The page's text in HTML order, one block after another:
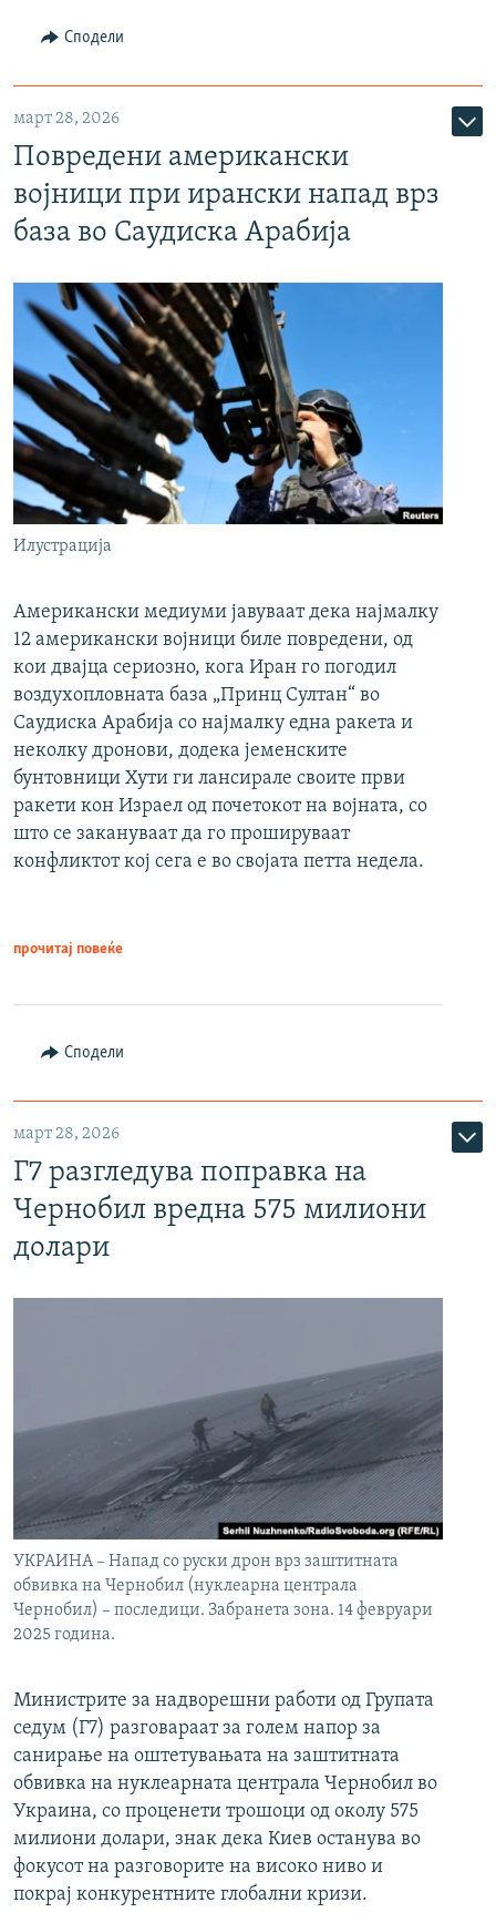
Сподели
март 28, 2026
Повредени американски
војници при ирански напад врз
база во Саудиска Арабија
Илустрација
Американски медиуми јавуваат дека најмалку
12 американски војници биле повредени, од
кои двајца сериозно, кога Иран го погодил
воздухопловната база „Принц Султан“ во
Саудиска Арабија со најмалку една ракета и
неколку дронови, додека јеменските
бунтовници Хути ги лансирале своите први
ракети кон Израел од почетокот на војната, со
што се закануваат да го прошируваат
конфликтот кој сега е во својата петта недела.
прочитај повеќе
Сподели
март 28, 2026
Г7 разгледува поправка на
Чернобил вредна 575 милиони
долари
УКРАИНА – Напад со руски дрон врз заштитната
обвивка на Чернобил (нуклеарна централа
Чернобил) – последици. Забранета зона. 14 февруари
2025 година.
Министрите за надворешни работи од Групата
седум (Г7) разговараат за голем напор за
санирање на оштетувањата на заштитната
обвивка на нуклеарната централа Чернобил во
Украина, со проценети трошоци од околу 575
милиони долари, знак дека Киев останува во
фокусот на разговорите на високо ниво и
покрај конкурентните глобални кризи.